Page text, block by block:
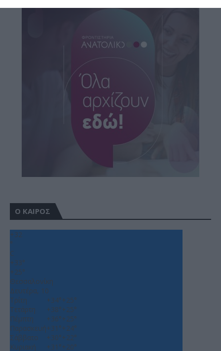
Ο ΚΑΙΡΟΣ
+32
°
C
+33°
+25°
Θεσσαλονίκη
Δευτέρα, 10
Τρίτη
+34°+25°
Τετάρτη
+38°+25°
Πέμπτη
+36°+25°
Παρασκευή+31°+24°
Σάββατο
+30°+22°
Κυριακή
+31°+20°